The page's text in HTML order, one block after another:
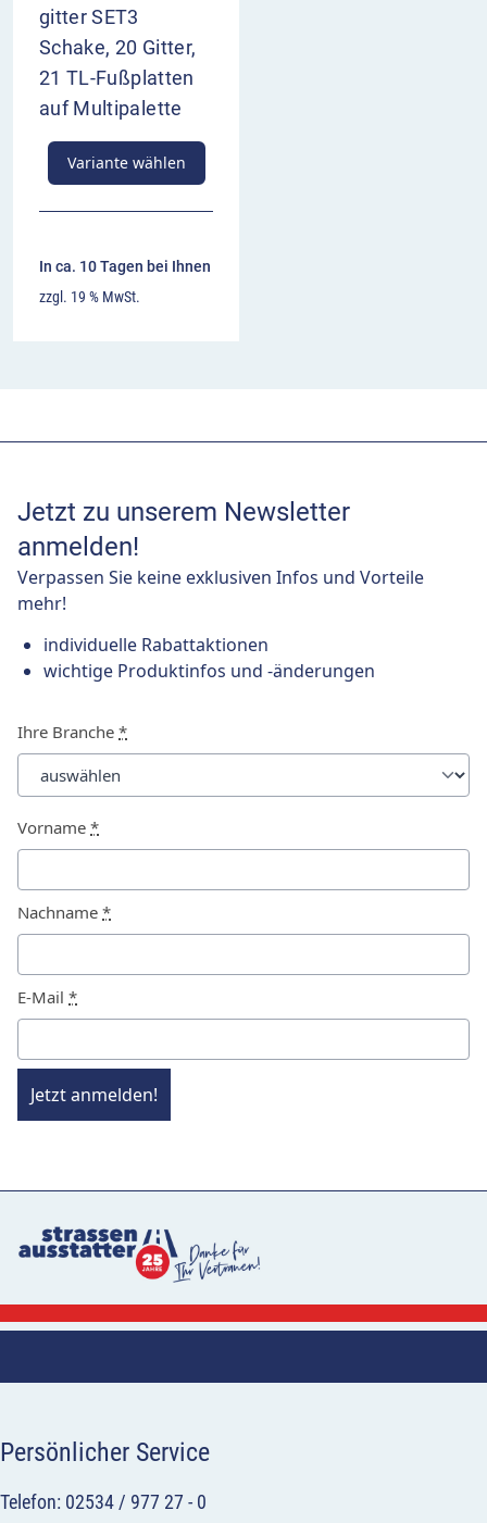
gitter SET3
Schake, 20 Gitter,
21 TL-Fußplatten
auf Multipalette
Variante wählen
In ca. 10 Tagen bei Ihnen
zzgl. 19 % MwSt.
Jetzt zu unserem Newsletter
anmelden!
Verpassen Sie keine exklusiven Infos und Vorteile
mehr!
individuelle Rabattaktionen
wichtige Produktinfos und -änderungen
Ihre Branche *
Vorname *
Nachname *
E-Mail *
Jetzt anmelden!
Persönlicher Service
Telefon: 02534 / 977 27 - 0